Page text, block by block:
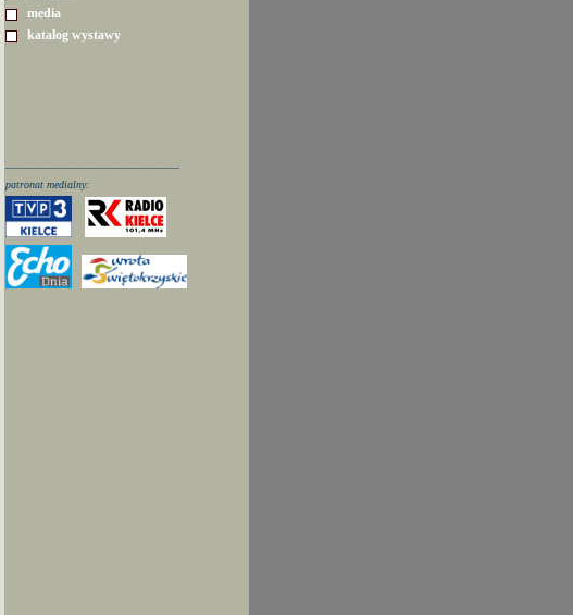
media
katalog wystawy
patronat medialny: